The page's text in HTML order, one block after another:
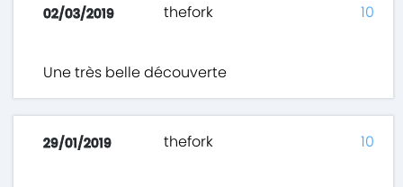
02/03/2019 thefork
Une très belle découverte
10
29/01/2019 thefork 10